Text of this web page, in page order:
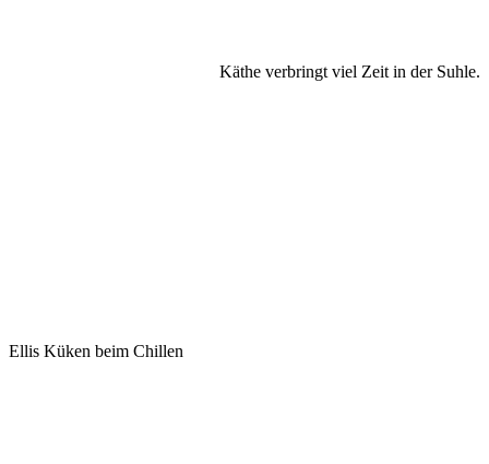
Käthe verbringt viel Zeit in der Suhle.
Ellis Küken beim Chillen